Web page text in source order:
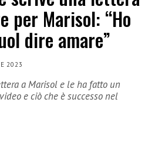
per Marisol: “Ho
dire amare”
2023
a Marisol e le ha fatto un
e ciò che è successo nel